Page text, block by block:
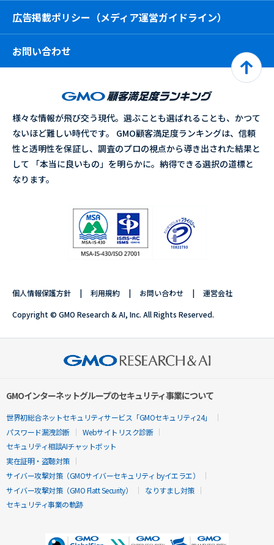
広告掲載ポリシー（メディア運営ガイドライン）
お問い合わせ
様々な情報が飛び交う現代。選ぶことも選ばれることも、かつて
ないほど難しい時代です。 GMO顧客満足度ランキングは、信頼
性と透明性を保証し、調査のプロの視点から導き出された結果と
して 「本当に良いもの」を明らかに。納得できる選択の道標と
なります。
個人情報保護方針 利用規約 お問い合わせ 運営会社
Copyright © GMO Research & AI, Inc. All Rights Reserved.
GMOインターネットグループのセキュリティ事業について
世界初総合ネットセキュリティサービス「GMOセキュリティ24」
パスワード漏洩診断
Webサイトリスク診断
セキュリティ相談AIチャットボット
実在証明・盗聴対策
サイバー攻撃対策（GMOサイバーセキュリティ byイエラエ）
サイバー攻撃対策（GMO Flatt Security）
なりすまし対策
セキュリティ事業の軌跡